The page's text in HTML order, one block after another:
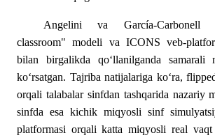
Angelini va García-Carbonell
classroom" modeli va ICONS veb-
bilan birgalikda qo‘llanilganda samarali
ko‘rsatgan. Tajriba natijalariga ko‘ra,
orqali talabalar sinfdan tashqarida nazariy
sinfda esa kichik miqyosli sinf
platformasi orqali katta miqyosli real vaqt